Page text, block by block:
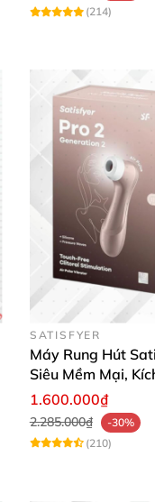
(214)
SATISFYER
Máy Rung Hút
Siêu Mềm Mại,
1.600.000₫
2.285.000₫
-30%
(210)